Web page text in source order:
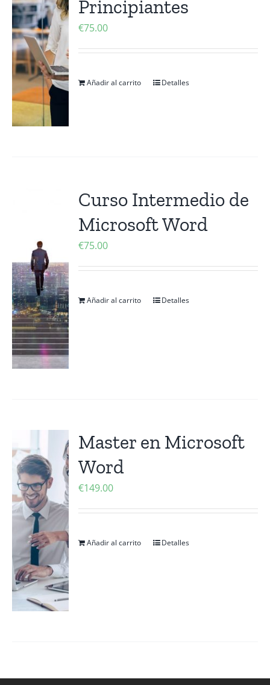
Principiantes
€75.00
Añadir al carrito Detalles
Curso Intermedio de
Microsoft Word
€75.00
Añadir al carrito Detalles
Master en Microsoft
Word
€149.00
Añadir al carrito Detalles